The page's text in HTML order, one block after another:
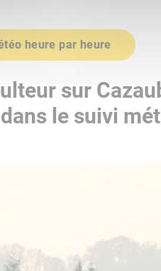
heure par heure
sur
le suivi